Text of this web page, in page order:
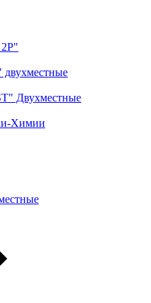
Двухместные
Химии